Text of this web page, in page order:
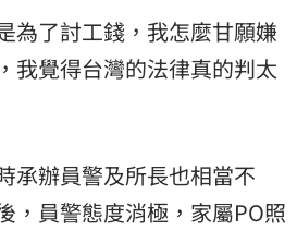
為了討工錢，我怎麼甘願嫌
我覺得台灣的法律真的判太
承辦員警及所長也相當不
，員警態度消極，家屬PO照